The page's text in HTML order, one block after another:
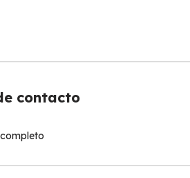
contacto